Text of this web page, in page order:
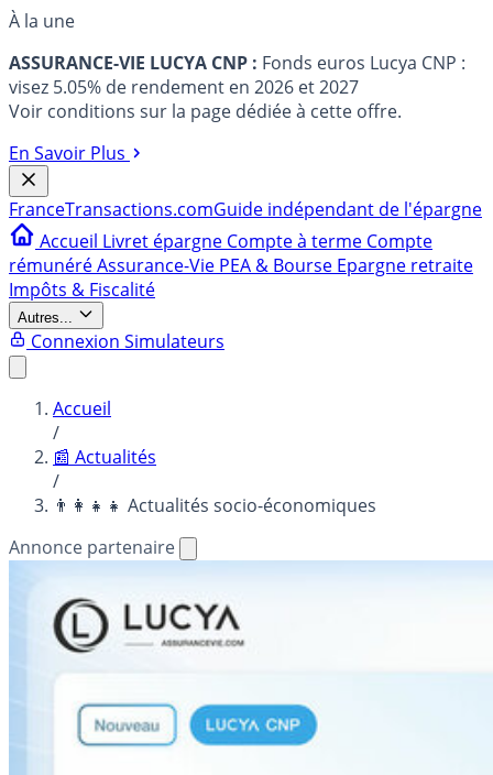
À la une
ASSURANCE-VIE LUCYA CNP : Fonds euros Lucya CNP :
visez 5.05% de rendement en 2026 et 2027
Voir conditions sur la page dédiée à cette offre.
En Savoir Plus
FranceTransactions.comGuide indépendant de l'épargne
Accueil Livret épargne Compte à terme Compte
rémunéréAssurance-Vie PEA & Bourse Epargne retraite
Impôts & Fiscalité
Autres...
Connexion Simulateurs
Accueil
/
📰 Actualités
/
👨‍👩‍👧‍👧 Actualités socio-économiques
Annonce partenaire